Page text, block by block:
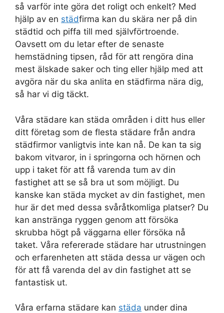
så varför inte göra det roligt och enkelt? Med
hjälp av en städfirma kan du skära ner på din
städtid och piffa till med självförtroende.
Oavsett om du letar efter de senaste
hemstädning tipsen, råd för att rengöra dina
mest älskade saker och ting eller hjälp med att
avgöra när du ska anlita en städfirma nära dig,
så har vi dig täckt.
Våra städare kan städa områden i ditt hus eller
ditt företag som de flesta städare från andra
städfirmor vanligtvis inte kan nå. De kan ta sig
bakom vitvaror, in i springorna och hörnen och
upp i taket för att få varenda tum av din
fastighet att se så bra ut som möjligt. Du
kanske kan städa mycket av din fastighet, men
hur är det med dessa svåråtkomliga platser? Du
kan anstränga ryggen genom att försöka
skrubba högt på väggarna eller försöka nå
taket. Våra refererade städare har utrustningen
och erfarenheten att städa dessa ur vägen och
för att få varenda del av din fastighet att se
fantastisk ut.
Våra erfarna städare kan städa under dina